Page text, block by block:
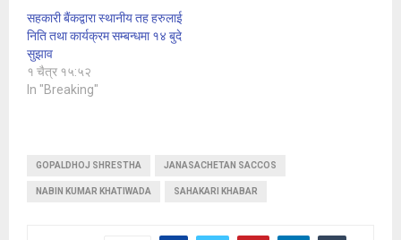
सहकारी बैंकद्वारा स्थानीय तह हरुलाई
निति तथा कार्यक्रम सम्बन्धमा १४ बुदे
सुझाव
१ चैत्र १५:५२
In "Breaking"
GOPALDHOJ SHRESTHA JANASACHETAN SACCOS
NABIN KUMAR KHATIWADA SAHAKARI KHABAR